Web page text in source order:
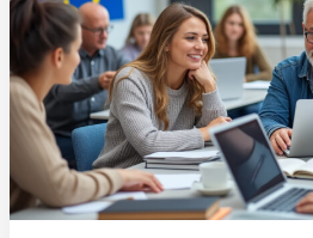
comment
y
faire
face
efficacement
?